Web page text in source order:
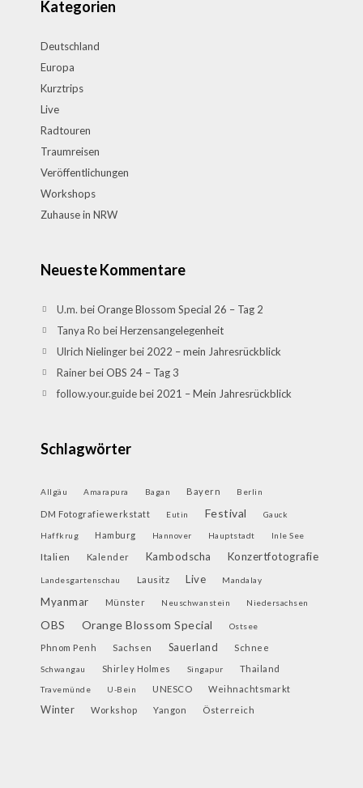
Kategorien
Deutschland
Europa
Kurztrips
Live
Radtouren
Traumreisen
Veröffentlichungen
Workshops
Zuhause in NRW
Neueste Kommentare
U.m. beiOrange Blossom Special 26 – Tag 2
Tanya Ro beiHerzensangelegenheit
Ulrich Nielingerbei 2022 – mein Jahresrückblick
RainerbeiOBS 24 – Tag 3
follow.your.guidebei 2021 – Mein Jahresrückblick
Schlagwörter
Allgäu Amarapura Bagan Bayern Berlin
DM Fotografiewerkstatt Eutin Festival Gauck
Haffkrug Hamburg Hannover Hauptstadt Inle See
Italien Kalender Kambodscha Konzertfotografie
Landesgartenschau Lausitz Live Mandalay
Myanmar Münster Neuschwanstein Niedersachsen
OBS Orange Blossom Special Ostsee
Phnom Penh Sachsen Sauerland Schnee
Schwangau Shirley Holmes Singapur Thailand
Travemünde U-Bein UNESCO Weihnachtsmarkt
Winter Workshop Yangon Österreich